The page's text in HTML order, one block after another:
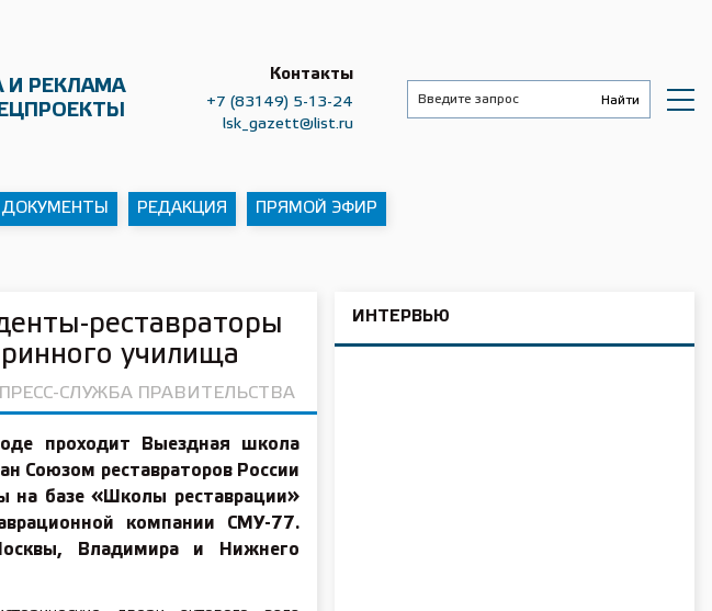
И РЕКЛАМА
Контакты
+7 (83149) 5-13-24
lsk_gazett@list.ru
РЕДАКЦИЯ ПРЯМОЙ ЭФИР
реставраторы
училища
ПРЕСС-СЛУЖБА ПРАВИТЕЛЬСТВА
проходит Выездная школа
Союзом реставраторов России
на базе «Школы реставрации»
компании СМУ-77.
Владимира и Нижнего
ИНТЕРВЬЮ